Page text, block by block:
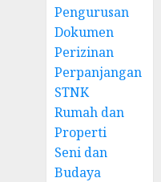
Pengurusan
Dokumen
Perizinan
Perpanjangan
STNK
Rumah dan
Properti
Seni dan
Budaya